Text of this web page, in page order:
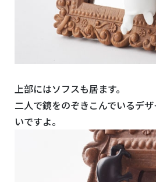
上部にはソフスも居ます。
二人で鏡をのぞきこんでいるデ
いですよ。